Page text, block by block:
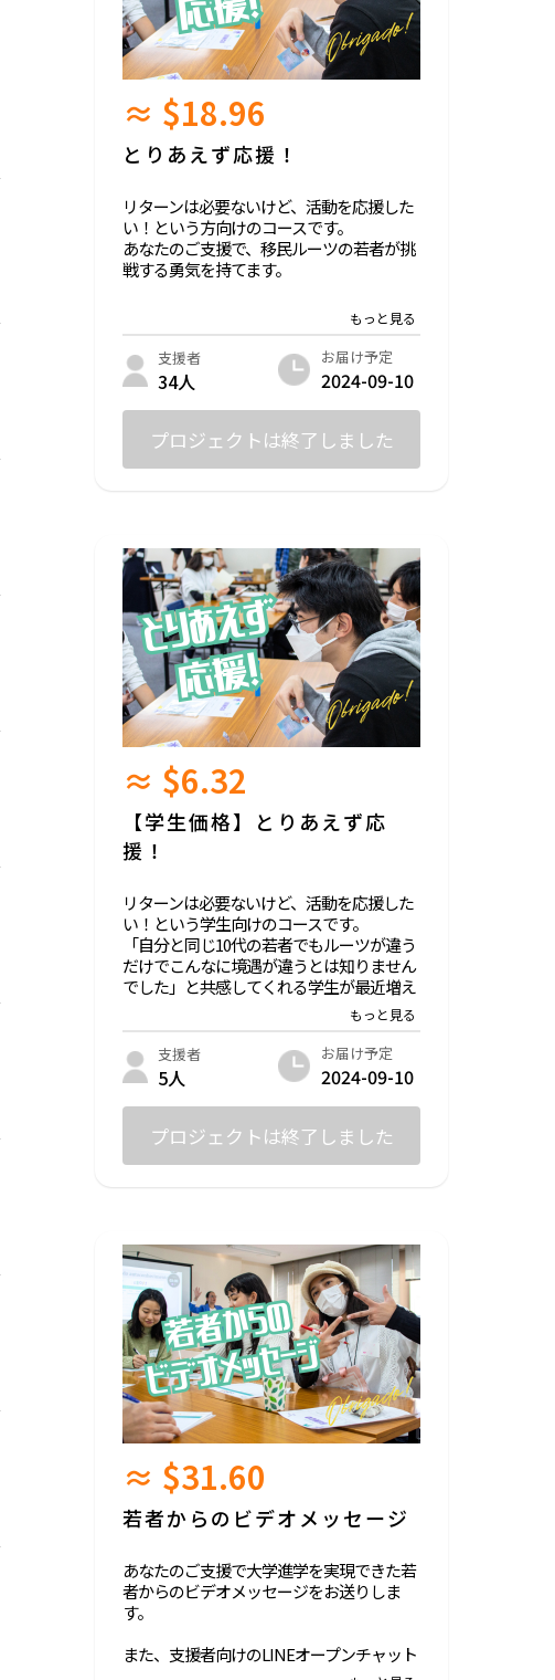
≈ $18.96
とりあえず応援！
リターンは必要ないけど、活動を応援した
い！という方向けのコースです。
あなたのご支援で、移民ルーツの若者が挑
戦する勇気を持てます。
また、支援者向けのLINEオープンチャット
へご招待します（参加は自由）。
支援者
34人
お届け予定
2024-09-10
プロジェクトは終了しました
≈ $6.32
【学生価格】とりあえず応
援！
リターンは必要ないけど、活動を応援した
い！という学生向けのコースです。
「自分と同じ10代の若者でもルーツが違う
だけでこんなに境遇が違うとは知りません
でした」と共感してくれる学生が最近増え
あなたのご支援が、移民ルーツの若者の背
中を後押しします。
また、支援者向けのLINEオープンチャット
へご招待します（参加は自由）。
支援者
5人
お届け予定
2024-09-10
プロジェクトは終了しました
≈ $31.60
若者からのビデオメッセージ
あなたのご支援で大学進学を実現できた若
者からのビデオメッセージをお送りしま
す。
また、支援者向けのLINEオープンチャット
へご招待します（参加は自由）。